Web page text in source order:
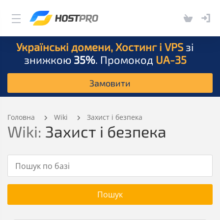
Українські домени, Хостинг і VPS зі
знижкою 35%. Промокод UA-35
Замовити
Головна Wiki Захист і безпека
Wiki: Захист і безпека